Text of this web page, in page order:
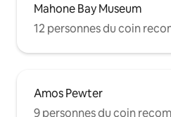
Mahone Bay Museum
12 personnes du coin
Amos Pewter
9 personnes du coin